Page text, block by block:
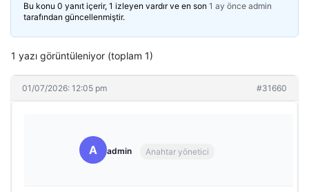
Bu konu 0 yanıt içerir, 1 izleyen vardır ve en son 1 ay önce admin
tarafından güncellenmiştir.
1 yazı görüntüleniyor (toplam 1)
01/07/2026: 12:05 pm #31660
A admin Anahtar yönetici